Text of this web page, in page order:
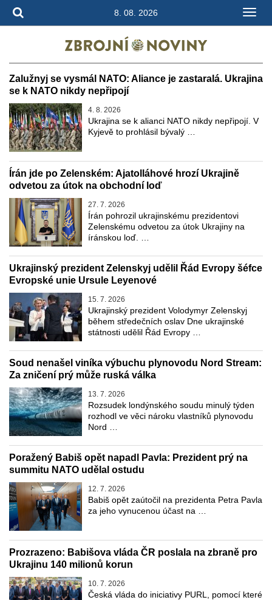
8. 08. 2026
Zalužnyj se vysmál NATO: Aliance je zastaralá. Ukrajina
se k NATO nikdy nepřipojí
4. 8. 2026
Ukrajina se k alianci NATO nikdy nepřipojí. V
Kyjevě to prohlásil bývalý …
Írán jde po Zelenském: Ajatolláhové hrozí Ukrajině
odvetou za útok na obchodní loď
27. 7. 2026
Írán pohrozil ukrajinskému prezidentovi
Zelenskému odvetou za útok Ukrajiny na
íránskou loď. …
Ukrajinský prezident Zelenskyj udělil Řád Evropy šéfce
Evropské unie Ursule Leyenové
15. 7. 2026
Ukrajinský prezident Volodymyr Zelenskyj
během středečních oslav Dne ukrajinské
státnosti udělil Řád Evropy …
Soud nenašel viníka výbuchu plynovodu Nord Stream:
Za zničení prý může ruská válka
13. 7. 2026
Rozsudek londýnského soudu minulý týden
rozhodl ve věci nároku vlastníků plynovodu
Nord …
Poražený Babiš opět napadl Pavla: Prezident prý na
summitu NATO udělal ostudu
12. 7. 2026
Babiš opět zaútočil na prezidenta Petra Pavla
za jeho vynucenou účast na …
Prozrazeno: Babišova vláda ČR poslala na zbraně pro
Ukrajinu 140 milionů korun
10. 7. 2026
Česká vláda do iniciativy PURL, pomocí které